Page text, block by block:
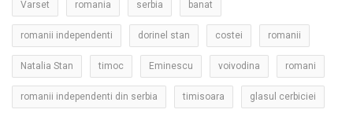
Varset romania serbia banat
romanii independenti dorinel stan costei romanii
Natalia Stan timoc Eminescu voivodina romani
romanii independenti din serbia timisoara glasul cerbiciei